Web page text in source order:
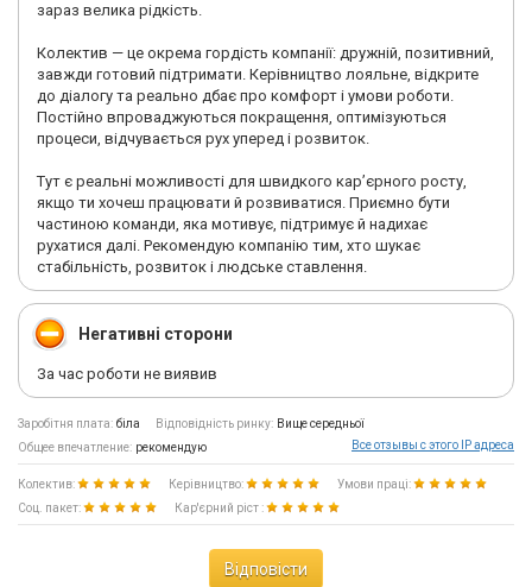
зараз велика рідкість.
Колектив — це окрема гордість компанії: дружній, позитивний,
завжди готовий підтримати. Керівництво лояльне, відкрите
до діалогу та реально дбає про комфорт і умови роботи.
Постійно впроваджуються покращення, оптимізуються
процеси, відчувається рух уперед і розвиток.
Тут є реальні можливості для швидкого кар’єрного росту,
якщо ти хочеш працювати й розвиватися. Приємно бути
частиною команди, яка мотивує, підтримує й надихає
рухатися далі. Рекомендую компанію тим, хто шукає
стабільність, розвиток і людське ставлення.
Негативні сторони
За час роботи не виявив
Заробітня плата: біла Відповідність ринку: Вище середньої
Общее впечатление: рекомендую Все отзывы с этого IP адреса
Колектив: Керівництво:
Умови праці:
Соц. пакет:
Кар'єрний ріст :
Відповісти